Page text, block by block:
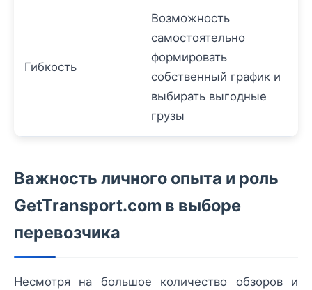
Гибкость
Возможность
самостоятельно
формировать
собственный график и
выбирать выгодные
грузы
Важность личного опыта и роль
GetTransport.com в выборе
перевозчика
Несмотря на большое количество обзоров и